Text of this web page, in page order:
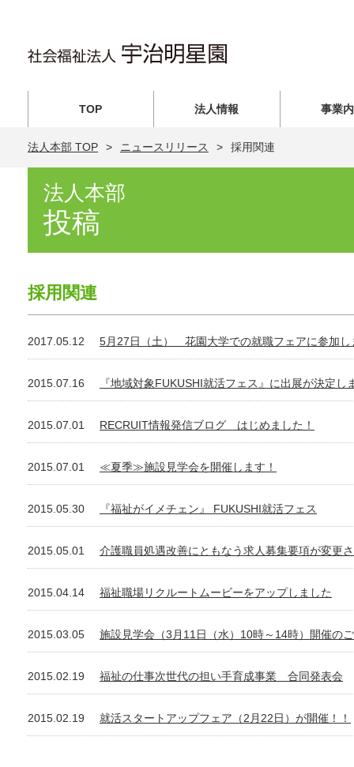
TOP 法人情報 事業
法人本部 TOP ニュースリリース 採用関連
法人本部
投稿
採用関連
2017.05.12 5月27日（土） 花園大学での就職フェアに参加し
2015.07.16 『地域対象FUKUSHI就活フェス』に出展が決定し
2015.07.01 RECRUIT情報発信ブログ はじめました！
2015.07.01 ≪夏季≫施設見学会を開催します！
2015.05.30 『福祉がイメチェン』 FUKUSHI就活フェス
2015.05.01 介護職員処遇改善にともなう求人募集要項が変更
2015.04.14 福祉職場リクルートムービーをアップしました
2015.03.05 施設見学会（3月11日（水）10時～14時）開催の
2015.02.19 福祉の仕事次世代の担い手育成事業 合同発表会
2015.02.19 就活スタートアップフェア（2月22日）が開催！！